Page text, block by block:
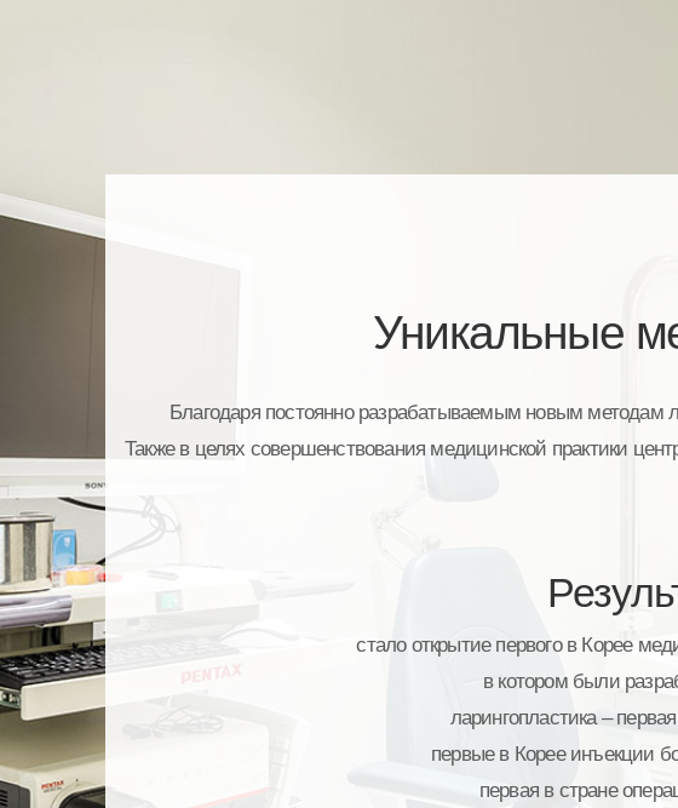
Уникальные
Благодаря постоянно разрабатываемым новым методам
Также в целях совершенствования медицинской практики
стало открытие первого в Корее
в котором были
ларингопластика –
первые в Корее инъекции
первая в стране